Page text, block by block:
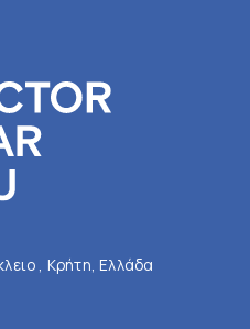
, Κρήτη, Ελλάδα